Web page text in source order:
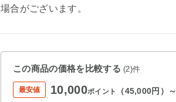
場合がございます。
この商品の価格を比較する(2)件
最安値 10,000ポイント （45,000円）～